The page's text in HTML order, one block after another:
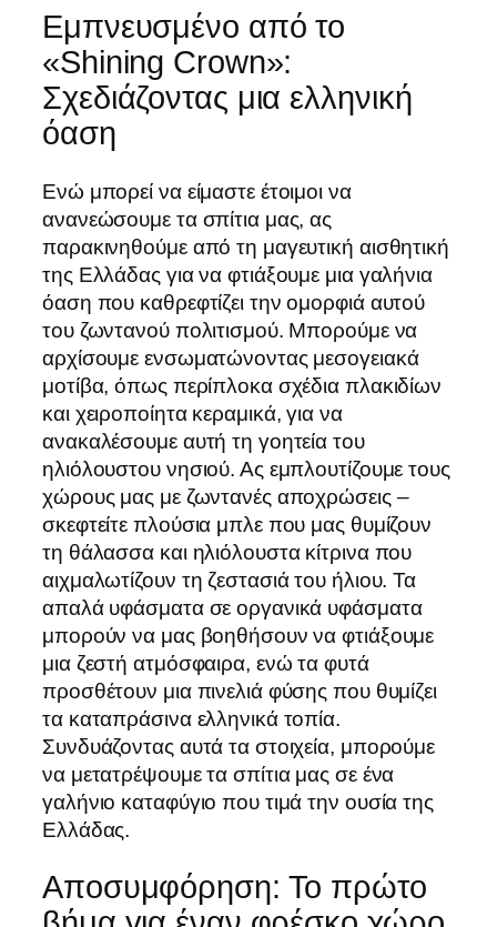
Εμπνευσμένο από το
«Shining Crown»:
Σχεδιάζοντας μια ελληνική
όαση
Ενώ μπορεί να είμαστε έτοιμοι να
ανανεώσουμε τα σπίτια μας, ας
παρακινηθούμε από τη μαγευτική αισθητική
της Ελλάδας για να φτιάξουμε μια γαλήνια
όαση που καθρεφτίζει την ομορφιά αυτού
του ζωντανού πολιτισμού. Μπορούμε να
αρχίσουμε ενσωματώνοντας μεσογειακά
μοτίβα, όπως περίπλοκα σχέδια πλακιδίων
και χειροποίητα κεραμικά, για να
ανακαλέσουμε αυτή τη γοητεία του
ηλιόλουστου νησιού. Ας εμπλουτίζουμε τους
χώρους μας με ζωντανές αποχρώσεις –
σκεφτείτε πλούσια μπλε που μας θυμίζουν
τη θάλασσα και ηλιόλουστα κίτρινα που
αιχμαλωτίζουν τη ζεστασιά του ήλιου. Τα
απαλά υφάσματα σε οργανικά υφάσματα
μπορούν να μας βοηθήσουν να φτιάξουμε
μια ζεστή ατμόσφαιρα, ενώ τα φυτά
προσθέτουν μια πινελιά φύσης που θυμίζει
τα καταπράσινα ελληνικά τοπία.
Συνδυάζοντας αυτά τα στοιχεία, μπορούμε
να μετατρέψουμε τα σπίτια μας σε ένα
γαλήνιο καταφύγιο που τιμά την ουσία της
Ελλάδας.
Αποσυμφόρηση: Το πρώτο